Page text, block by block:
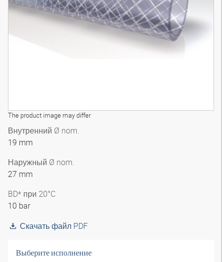
The product image may differ
Внутренний Ø nom.
19 mm
Наружный Ø nom.
27 mm
BD* при 20°C
10 bar
Скачать файл PDF
Выберите исполнение